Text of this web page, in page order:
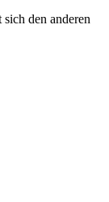
den anderen